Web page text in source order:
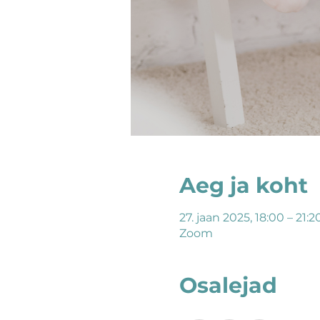
Aeg ja koht
27. jaan 2025, 18:00 –
Zoom
Osalejad